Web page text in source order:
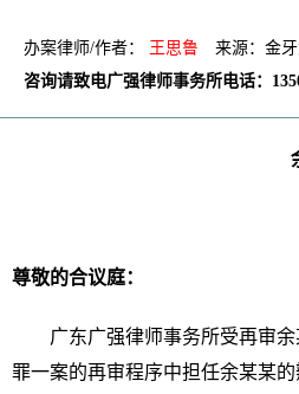
办案律师/作者： 王思鲁 来源：金
咨询请致电广强律师事务所电话：
尊敬的合议庭：
广东广强律师事务所受再审
罪一案的再审程序中担任余某某的